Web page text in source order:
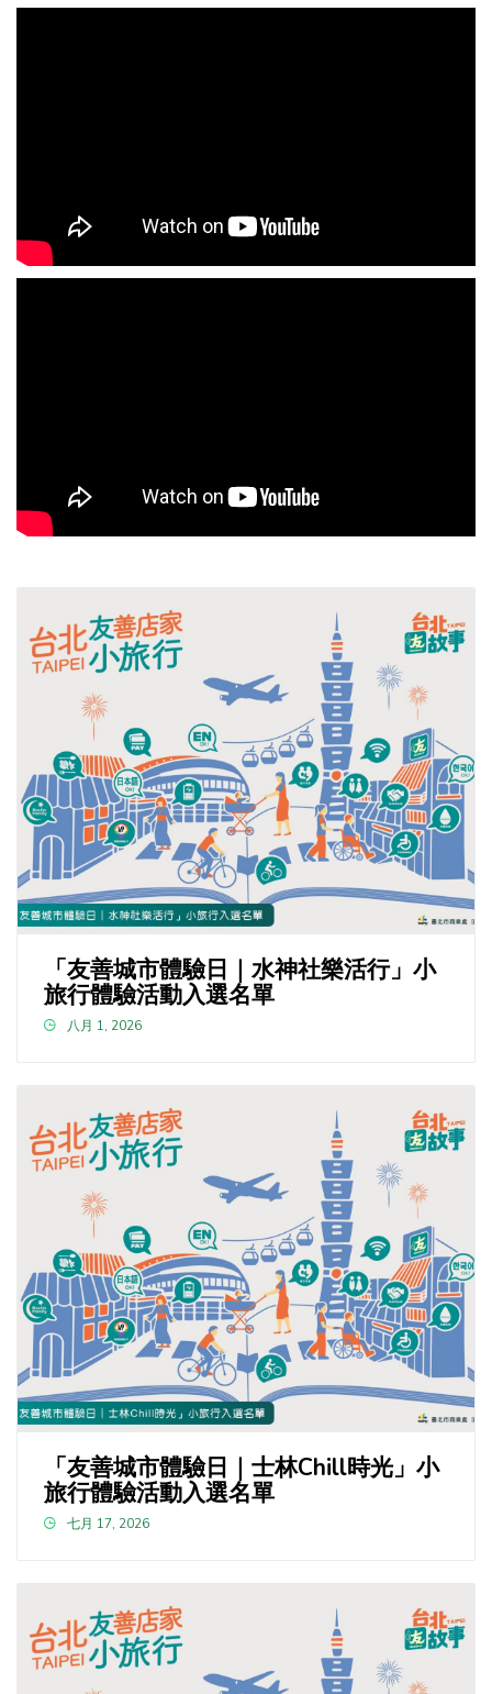
「友善城市體驗日｜水神社樂活行」小
旅行體驗活動入選名單
八月 1, 2026
「友善城市體驗日｜士林Chill時光」小
旅行體驗活動入選名單
七月 17, 2026